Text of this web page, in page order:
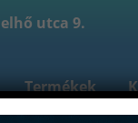
utca 9.
Termékek